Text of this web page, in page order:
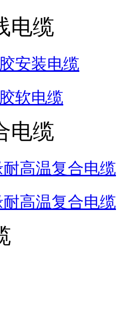
电缆
安装电缆
软电缆
电缆
高温复合电缆
高温复合电缆